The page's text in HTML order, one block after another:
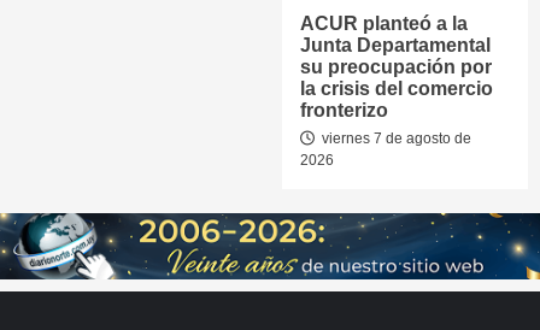
ACUR planteó a la
Junta Departamental
su preocupación por
la crisis del comercio
fronterizo
viernes 7 de agosto de
2026